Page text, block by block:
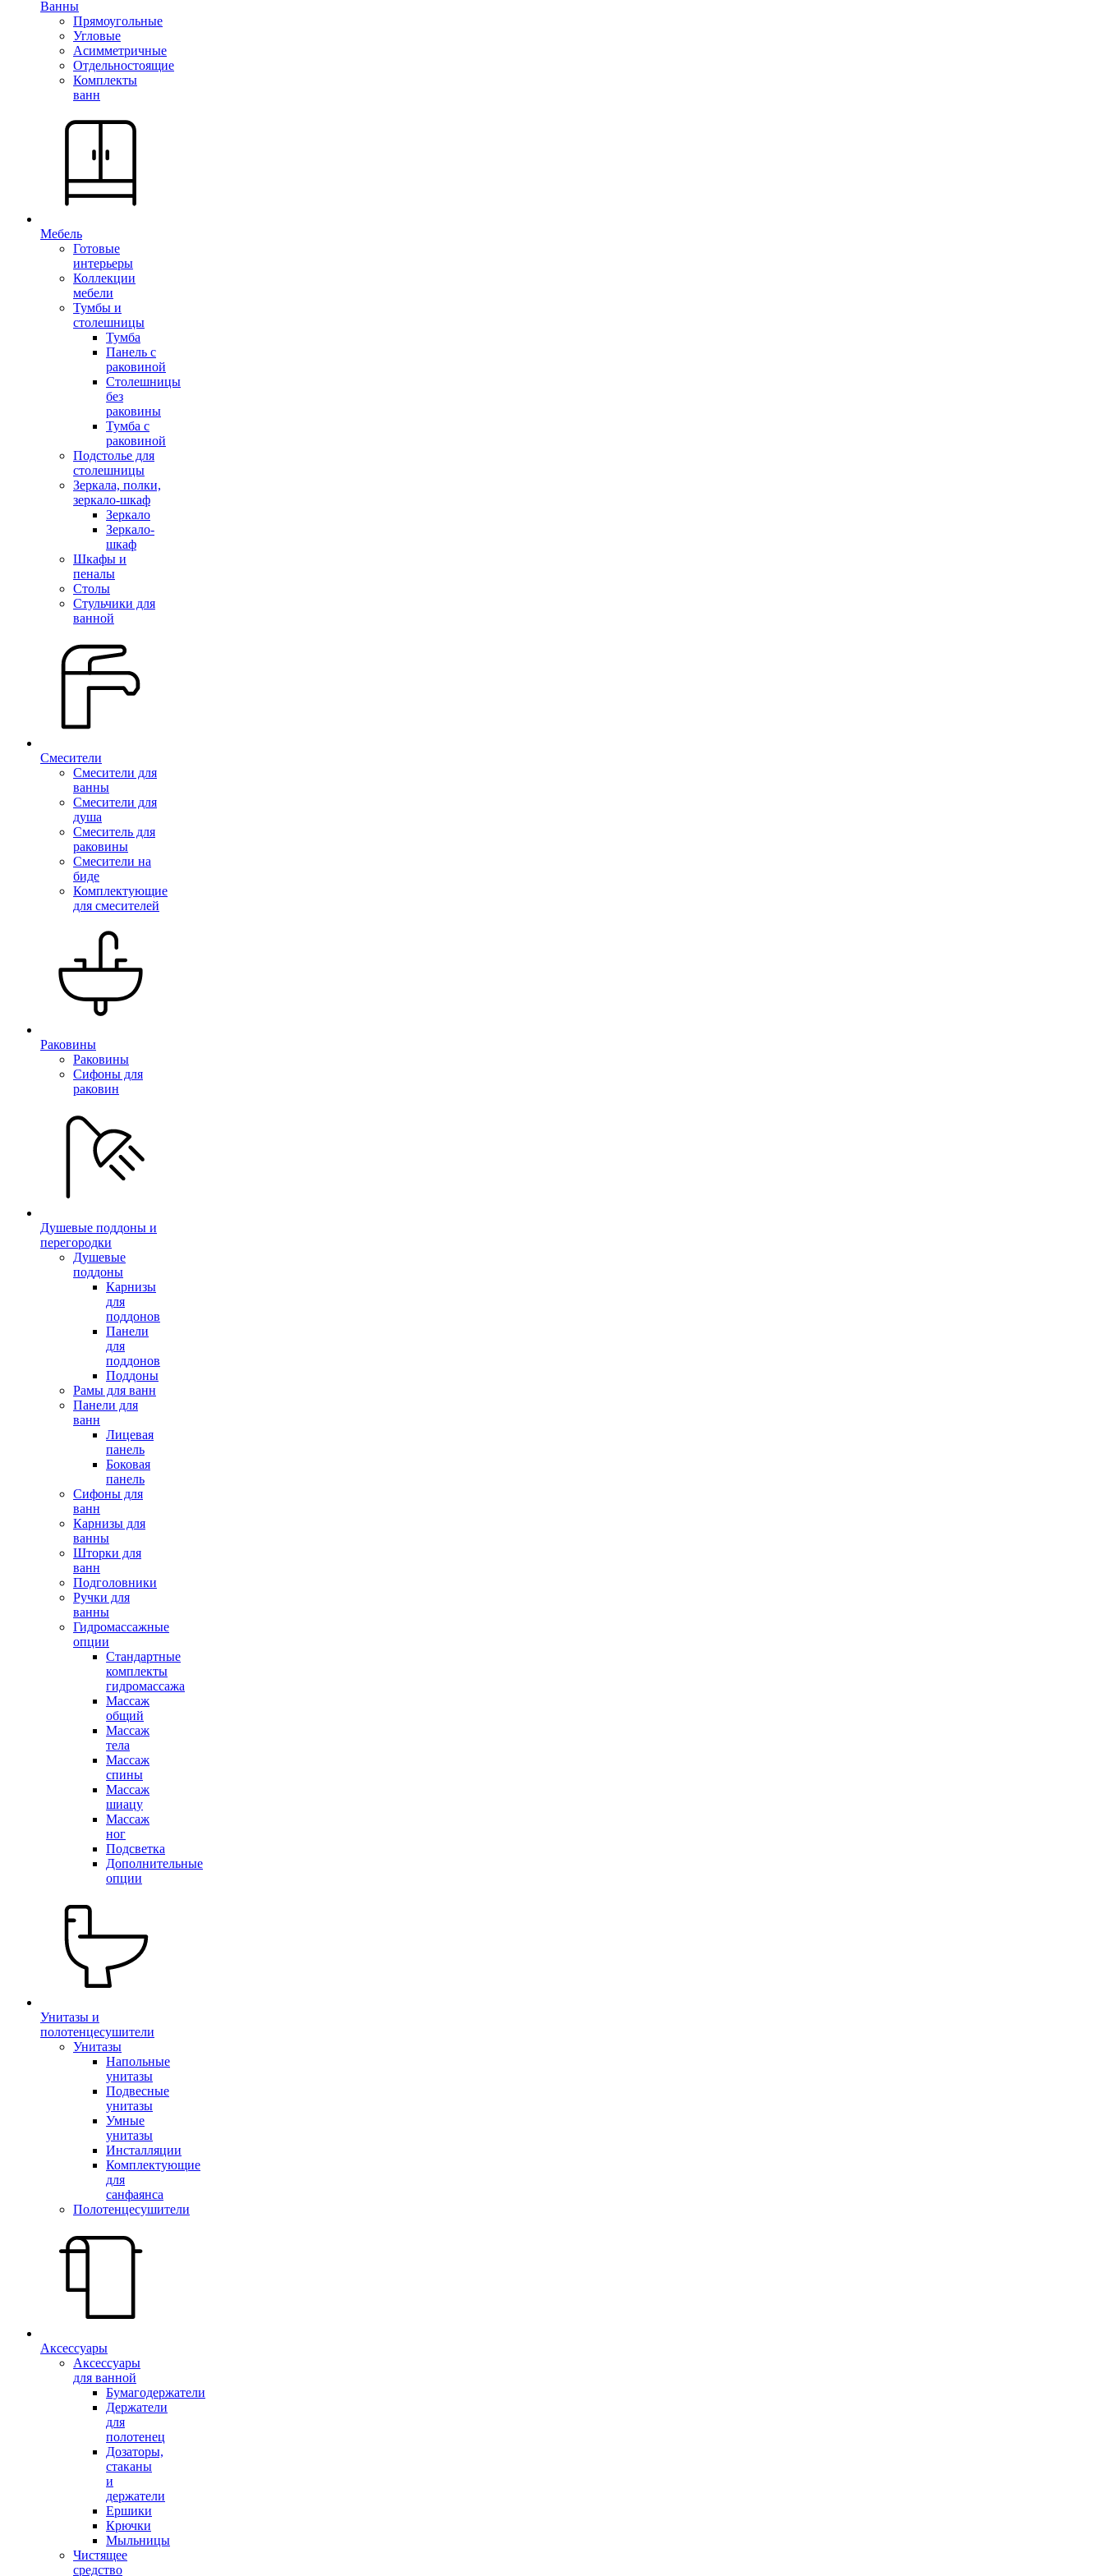
Ванны
Прямоугольные
Угловые
Асимметричные
Отдельностоящие
Комплекты
ванн
Мебель
Готовые
интерьеры
Коллекции
мебели
Тумбы и
столешницы
Тумба
Панель с
раковиной
Столешницы
без
раковины
Тумба с
раковиной
Подстолье для
столешницы
Зеркала, полки,
зеркало-шкаф
Зеркало
Зеркало-
шкаф
Шкафы и
пеналы
Столы
Стульчики для
ванной
Смесители
Смесители для
ванны
Смесители для
душа
Смеситель для
раковины
Смесители на
биде
Комплектующие
для смесителей
Раковины
Раковины
Сифоны для
раковин
Душевые поддоны и
перегородки
Душевые
поддоны
Карнизы
для
поддонов
Панели
для
поддонов
Поддоны
Рамы для ванн
Панели для
ванн
Лицевая
панель
Боковая
панель
Сифоны для
ванн
Карнизы для
ванны
Шторки для
ванн
Подголовники
Ручки для
ванны
Гидромассажные
опции
Стандартные
комплекты
гидромассажа
Массаж
общий
Массаж
тела
Массаж
спины
Массаж
шиацу
Массаж
ног
Подсветка
Дополнительные
опции
Унитазы и
полотенцесушители
Унитазы
Напольные
унитазы
Подвесные
унитазы
Умные
унитазы
Инсталляции
Комплектующие
для
санфаянса
Полотенцесушители
Аксессуары
Аксессуары
для ванной
Бумагодержатели
Держатели
для
полотенец
Дозаторы,
стаканы
и
держатели
Ершики
Крючки
Мыльницы
Чистящее
средство